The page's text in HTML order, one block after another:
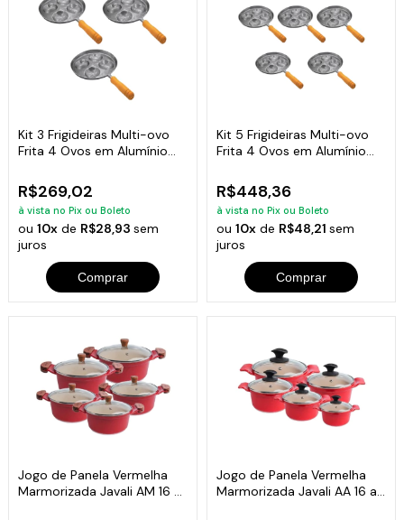
Kit 3 Frigideiras Multi-ovo
Frita 4 Ovos em Alumínio
R$269,02
à vista no Pix ou Boleto
ou10x de R$28,93sem
juros
Comprar
Kit 5 Frigideiras Multi-ovo
Frita 4 Ovos em Alumínio
R$448,36
à vista no Pix ou Boleto
ou 10xde R$48,21 sem
juros
Comprar
Jogo de Panela Vermelha
Marmorizada Javali AM 16 a
Jogo de Panela Vermelha
Marmorizada Javali AA 16 a